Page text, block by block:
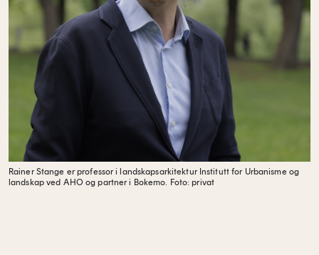
Rainer Stange er professor i landskapsarkitektur Institutt for Urbanisme og
landskap ved AHO og partner i Bokemo. Foto: privat